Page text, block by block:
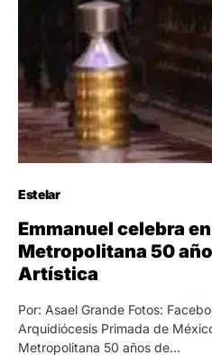
Estelar
Emmanuel celebra
Metropolitana 50
Artística
Por: Asael Grande Fotos:
Arquidiócesis Primada de
Metropolitana 50 años de…